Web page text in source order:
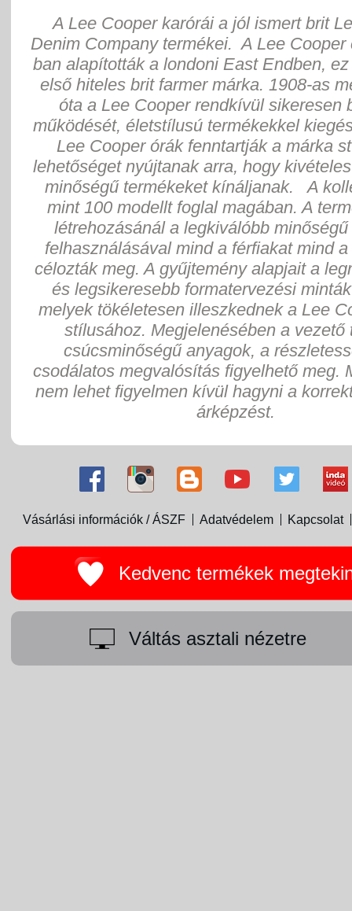
A Lee Cooper karórái a jól ismert brit
Denim Company termékei. A Lee Cooper
ban alapították a londoni East Endben,
első hiteles brit farmer márka. 1908-as
óta a Lee Cooper rendkívül sikeresen
működését, életstílusú termékekkel
Lee Cooper órák fenntartják a márka
lehetőséget nyújtanak arra, hogy
minőségű termékeket kínáljanak. A
mint 100 modellt foglal magában. A
létrehozásánál a legkiválóbb
felhasználásával mind a férfiakat mind
célozták meg. A gyűjtemény alapjait a
és legsikeresebb formatervezési
melyek tökéletesen illeszkednek a Lee
stílusához. Megjelenésében a vezető
csúcsminőségű anyagok, a
csodálatos megvalósítás figyelhető meg.
nem lehet figyelmen kívül hagyni a
árképzést.
Vásárlási információk / ÁSZF Adatvédelem Kapcsolat
Kedvenc termékek
Váltás asztali nézetre